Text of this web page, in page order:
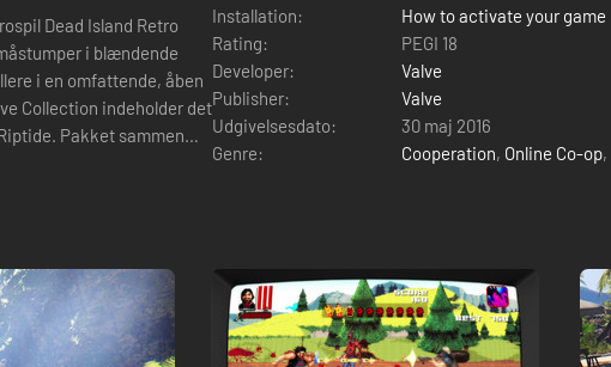
Dead Island Retro
i en omfattende, åben
Pakket sammen
Installation:
How to activate your game
Rating:
PEGI 18
Developer:
Valve
Publisher:
Valve
Udgivelsesdato:
30 maj 2016
Genre:
Cooperation, Online Co-op,